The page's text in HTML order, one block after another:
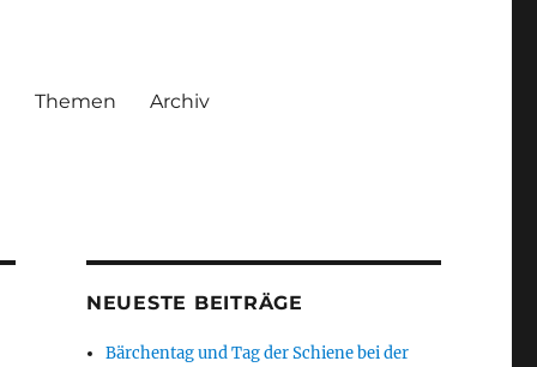
Themen Archiv
NEUESTE BEITRÄGE
Bärchentag und Tag der Schiene bei der